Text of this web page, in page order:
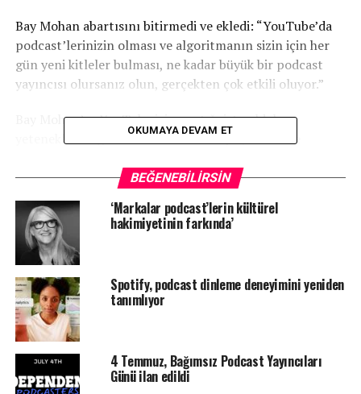
Bay Mohan abartısını bitirmedi ve ekledi: “YouTube’da
podcast’lerinizin olması ve algoritmanın sizin için her
gün yeni kitleler bulması, ne kadar büyük bir podcast
yayıncısı olursanız olun, gerçekten çok etkili oluyor.”
Bay Mohan’ın YouTube için yaptığı işte oldukça
yetenekli olduğundan eminim. Sonuçta, YouTube
kliplerden para kazanırken, Amazon’dan Jeff
Bezos,Yüzüklerin Efendisi
için 465 milyon dolar harcadı.
Bay Mohan’ın çılgınca reklamlarına rağmen, video
podcast’ler en yeni trend. En yeni ne? 3D TV mi? Sanal
Gerçeklik mi? Google Glass mı? Pepsi Clear mı? Bay
Mohan, bir şeyi “kaçırılmaması gereken” olarak
etiketlemenin onu mutlaka kaçırılmaması gereken bir
Ortamı sakinleştirmek ve video ile sesli podcast’leri daha
OKUMAYA DEVAM ET
BEĞENEBILIRSIN
‘Markalar podcast’lerin kültürel
hakimiyetinin farkında’
Spotify, podcast dinleme deneyimini yeniden
tanımlıyor
4 Temmuz, Bağımsız Podcast Yayıncıları
Günü ilan edildi